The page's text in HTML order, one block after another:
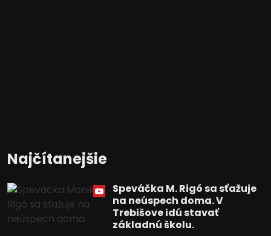
Najčítanejšie
Speváčka M. Rigó sa sťažuje
na neúspech doma. V
Trebišove idú stavať
základnú školu.